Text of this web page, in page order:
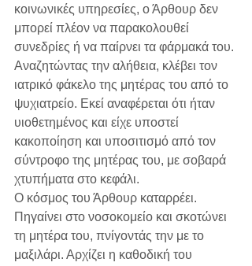
κοινωνικές υπηρεσίες, ο Άρθουρ δεν
μπορεί πλέον να παρακολουθεί
συνεδρίες ή να παίρνει τα φάρμακά του.
Αναζητώντας την αλήθεια, κλέβει τον
ιατρικό φάκελο της μητέρας του από το
ψυχιατρείο. Εκεί αναφέρεται ότι ήταν
υιοθετημένος και είχε υποστεί
κακοποίηση και υποσιτισμό από τον
σύντροφο της μητέρας του, με σοβαρά
χτυπήματα στο κεφάλι.
Ο κόσμος του Άρθουρ καταρρέει.
Πηγαίνει στο νοσοκομείο και σκοτώνει
τη μητέρα του, πνίγοντάς την με το
μαξιλάρι. Αρχίζει η καθοδική του